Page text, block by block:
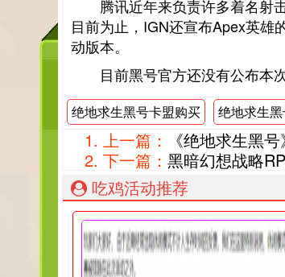
腾讯近年来负责许多着名射
目前为止，IGN还宣布Apex英雄
动版本。
目前黑号官方还没有公布本
绝地求生黑号卡盟购买 绝地求生
上一篇：
《绝地求生黑
下一篇： 黑暗幻想战略
吃鸡活动推荐